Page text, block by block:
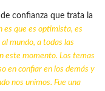
confianza que trata la
es que es optimista, es
mundo, a todas las
este momento. Los temas
en confiar en los demás y
nos unimos. Fue una